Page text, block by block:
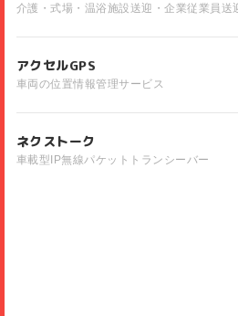
介護・式場・温浴施設送迎・企業従業員送
アクセルGPS
車両の位置情報管理サービス
ネクストーク
車載型IP無線パケットトランシーバー